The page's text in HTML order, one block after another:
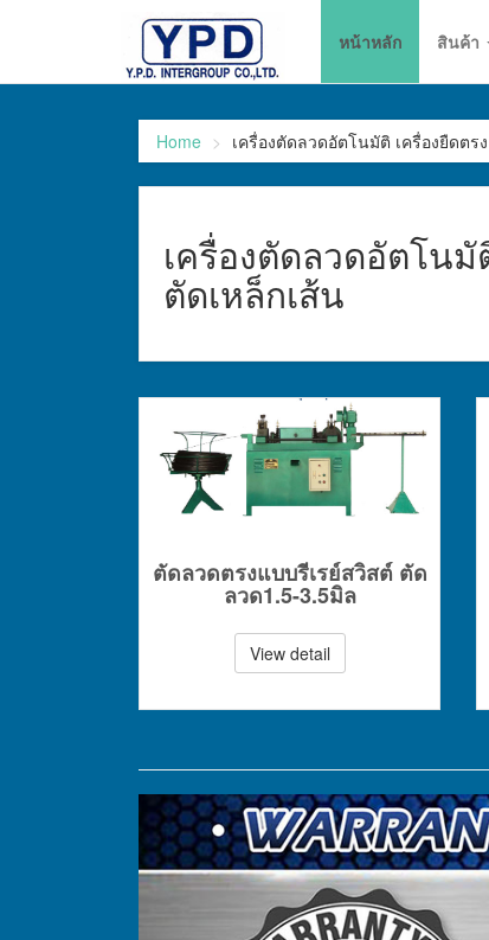
หน้าหลัก สินค้า
Home เครื่องตัดลวดอัตโนมัติ เครื่องยืดต
เครื่องตัดลวดอัตโนมั
ตัดเหล็กเส้น
ตัดลวดตรงแบบรีเรย์สวิสต์ ตัด
ลวด1.5-3.5มิล
View detail